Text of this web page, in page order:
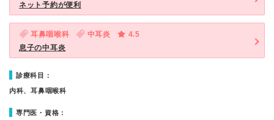
ネット予約が便利
耳鼻咽喉科 中耳炎
4.5
息子の中耳炎
診療科目：
内科、耳鼻咽喉科
専門医・資格：